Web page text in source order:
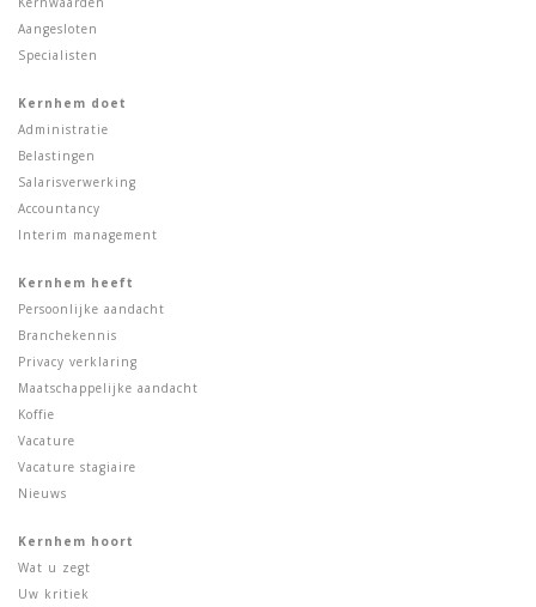
Aangesloten
Specialisten
Kernhem doet
Administratie
Belastingen
Salarisverwerking
Accountancy
Interim management
Kernhem heeft
Persoonlijke aandacht
Branchekennis
Privacy verklaring
Maatschappelijke aandacht
Koffie
Vacature
Vacature stagiaire
Nieuws
Kernhem hoort
Wat u zegt
Uw kritiek